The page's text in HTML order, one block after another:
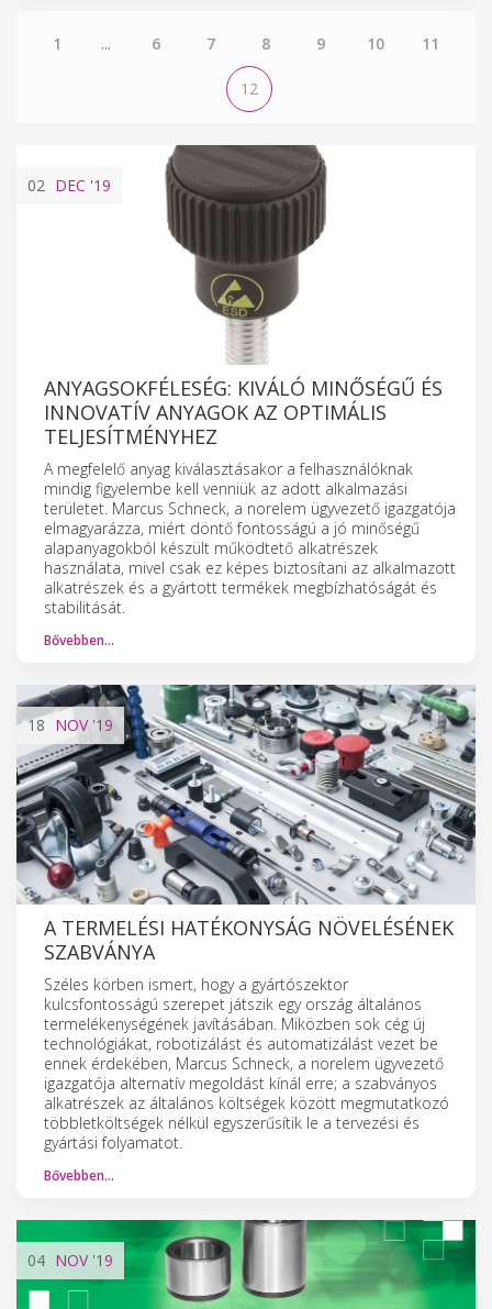
1 ... 6 7 8 9 10 11
12
02 DEC '19
ANYAGSOKFÉLESÉG: KIVÁLÓ MINŐSÉGŰ ÉS
INNOVATÍV ANYAGOK AZ OPTIMÁLIS
TELJESÍTMÉNYHEZ
A megfelelő anyag kiválasztásakor a felhasználóknak
mindig figyelembe kell venniük az adott alkalmazási
területet. Marcus Schneck, a norelem ügyvezető igazgatója
elmagyarázza, miért döntő fontosságú a jó minőségű
alapanyagokból készült működtető alkatrészek
használata, mivel csak ez képes biztosítani az alkalmazott
alkatrészek és a gyártott termékek megbízhatóságát és
stabilitását.
Bővebben…
18 NOV'19
A TERMELÉSI HATÉKONYSÁG NÖVELÉSÉNEK
SZABVÁNYA
Széles körben ismert, hogy a gyártószektor
kulcsfontosságú szerepet játszik egy ország általános
termelékenységének javításában. Miközben sok cég új
technológiákat, robotizálást és automatizálást vezet be
ennek érdekében, Marcus Schneck, a norelem ügyvezető
igazgatója alternatív megoldást kínál erre; a szabványos
alkatrészek az általános költségek között megmutatkozó
többletköltségek nélkül egyszerűsítik le a tervezési és
gyártási folyamatot.
Bővebben…
04 NOV'19